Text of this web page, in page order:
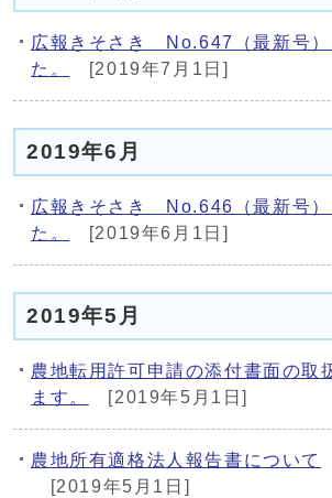
広報きそさき No.647（最新号）
た。
[2019年7月1日]
2019年6月
広報きそさき No.646（最新号）
た。
[2019年6月1日]
2019年5月
農地転用許可申請の添付書面の取
ます。
[2019年5月1日]
農地所有適格法人報告書について
[2019年5月1日]